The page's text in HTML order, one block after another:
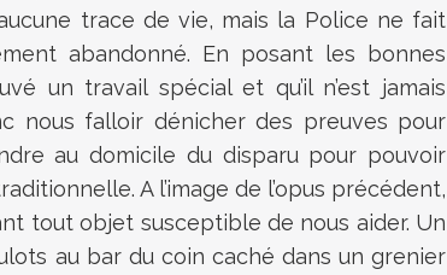
trace de vie, mais la Police ne fait
abandonné. En posant les bonnes
un travail spécial et qu’il n’est jamais
nous falloir dénicher des preuves pour
au domicile du disparu pour pouvoir
A l’image de l’opus précédent,
tout objet susceptible de nous aider. Un
au bar du coin caché dans un grenier